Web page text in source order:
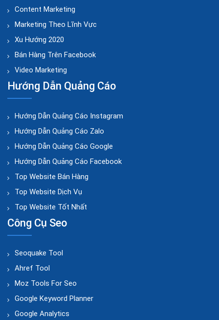
Content Marketing
Marketing Theo Lĩnh Vực
Xu Hướng 2020
Bán Hàng Trên Facebook
Video Marketing
Hướng Dẫn Quảng Cáo
Hướng Dẫn Quảng Cáo Instagram
Hướng Dẫn Quảng Cáo Zalo
Hướng Dẫn Quảng Cáo Google
Hướng Dẫn Quảng Cáo Facebook
Top Website Bán Hàng
Top Website Dịch Vụ
Top Website Tốt Nhất
Công Cụ Seo
Seoquake Tool
Ahref Tool
Moz Tools For Seo
Google Keyword Planner
Google Analytics